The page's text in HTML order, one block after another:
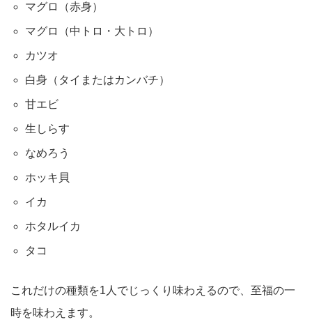
マグロ（赤身）
マグロ（中トロ・大トロ）
カツオ
白身（タイまたはカンバチ）
甘エビ
生しらす
なめろう
ホッキ貝
イカ
ホタルイカ
タコ
これだけの種類を1人でじっくり味わえるので、至福の一
時を味わえます。